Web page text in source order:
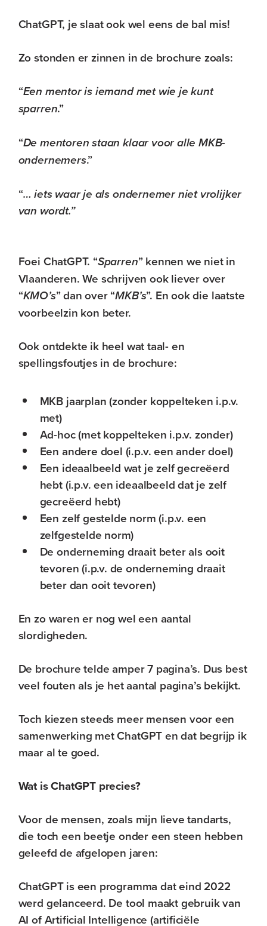
ChatGPT, je slaat ook wel eens de bal mis!
Zo stonden er zinnen in de brochure zoals:
“Een mentor is iemand met wie je kunt
sparren.”
“De mentoren staan klaar voor alle MKB-
ondernemers.”
“… iets waar je als ondernemer niet vrolijker
van wordt.”
Foei ChatGPT. “Sparren” kennen we niet in
Vlaanderen. We schrijven ook liever over
“KMO’s” dan over “MKB’s”. En ook die laatste
voorbeelzin kon beter.
Ook ontdekte ik heel wat taal- en
spellingsfoutjes in de brochure:
MKB jaarplan (zonder koppelteken i.p.v.
met)
Ad-hoc (met koppelteken i.p.v. zonder)
Een andere doel (i.p.v. een ander doel)
Een ideaalbeeld wat je zelf gecreëerd
hebt (i.p.v. een ideaalbeeld dat je zelf
gecreëerd hebt)
Een zelf gestelde norm (i.p.v. een
zelfgestelde norm)
De onderneming draait beter als ooit
tevoren (i.p.v. de onderneming draait
beter dan ooit tevoren)
En zo waren er nog wel een aantal
slordigheden.
De brochure telde amper 7 pagina’s. Dus best
veel fouten als je het aantal pagina’s bekijkt.
Toch kiezen steeds meer mensen voor een
samenwerking met ChatGPT en dat begrijp ik
maar al te goed.
Wat is ChatGPT precies?
Voor de mensen, zoals mijn lieve tandarts,
die toch een beetje onder een steen hebben
geleefd de afgelopen jaren:
ChatGPT is een programma dat eind 2022
werd gelanceerd. De tool maakt gebruik van
AI of Artificial Intelligence (artificiële